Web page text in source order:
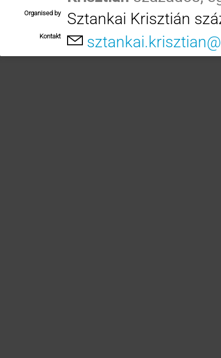
Organised by Sztankai Krisztián
Kontakt